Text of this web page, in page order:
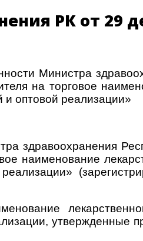
РК от 29
Министра
на торговое
и оптовой реализации»
здравоохранения
наименование
утвержденные